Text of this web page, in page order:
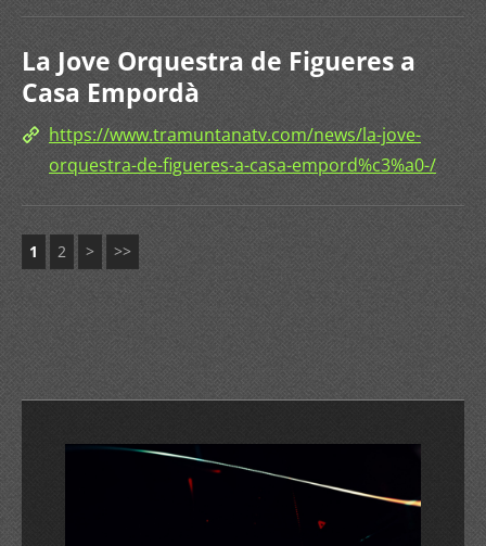
La Jove Orquestra de Figueres a
Casa Empordà
https://www.tramuntanatv.com/news/la-jove-
orquestra-de-figueres-a-casa-empord%c3%a0-/
1 2 > >>